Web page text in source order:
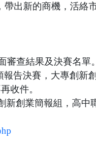
出新的商機，活絡
審查結果及決賽名單。
告決賽，大專創新
收件。
新創業簡報組，高中